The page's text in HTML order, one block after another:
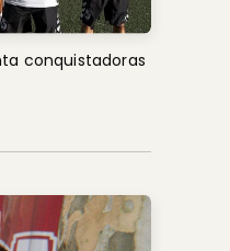
conquistadoras